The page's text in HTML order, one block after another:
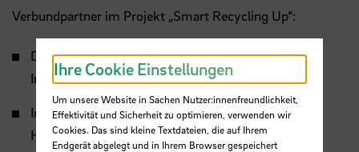
Verbundpartner im Projekt „Smart Recycling Up“:
Deutsches Forschungszentrum für Künstliche
IntelligenzGmbH(Leadpartner)
Institut für Energie und Kreislaufwirtschaft an der
Hochschule BremenGmbH
Ihre Cookie Einstellungen
Um unsere Website in Sachen Nutzer:innenfreundlichkeit,
Effektivität und Sicherheit zu optimieren, verwenden wir
Cookies. Das sind kleine Textdateien, die auf Ihrem
Endgerät abgelegt und in Ihrem Browser gespeichert